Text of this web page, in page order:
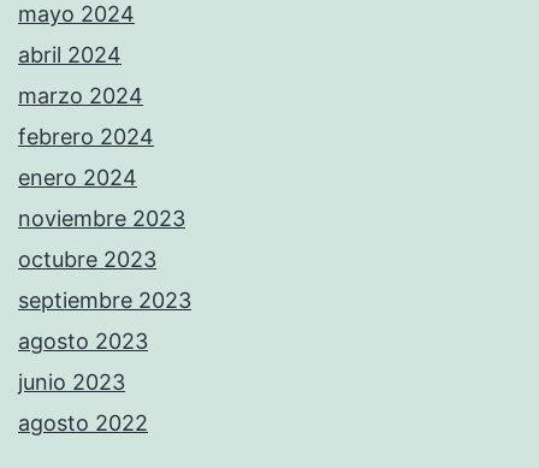
mayo 2024
abril 2024
marzo 2024
febrero 2024
enero 2024
noviembre 2023
octubre 2023
septiembre 2023
agosto 2023
junio 2023
agosto 2022